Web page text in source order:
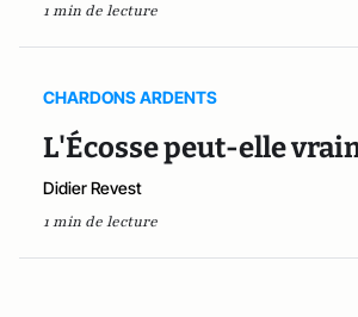
1 min de lecture
CHARDONS ARDENTS
L'Écosse peut-elle
Didier Revest
1 min de lecture